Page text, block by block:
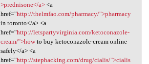
>prednisone</a><a
href="http://thelmfao.com/pharmacy/">pharmacy
in toronto</a> <a
href="http://letspartyvirginia.com/ketoconazole-
cream/">howto buy ketoconazole-cream online
safely</a> <a
href="http://stephacking.com/drug/cialis/">cialis